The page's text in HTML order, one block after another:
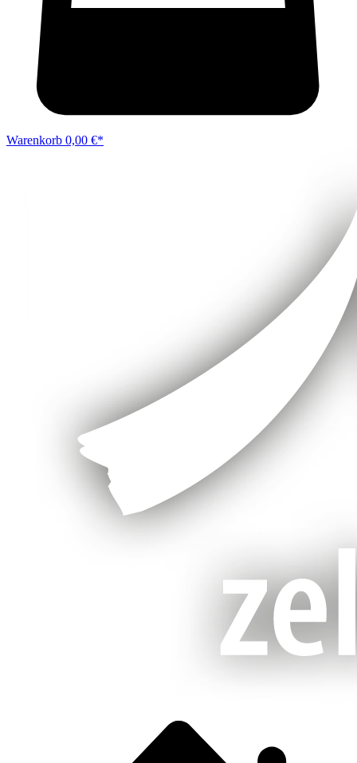
Warenkorb 0,00 €*